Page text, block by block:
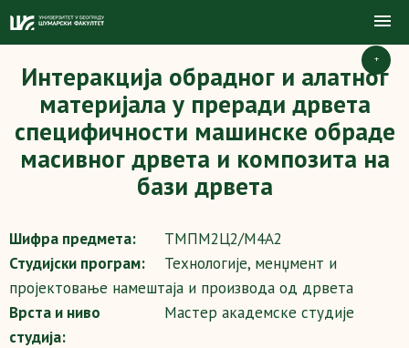
+
Интеракција обрадног и алатног
материјала у преради дрвета
специфичности машинске обраде
масивног дрвета и композита на
бази дрвета
Шифра предмета:
ТМПМ2Ц2/М4А2
Студијски програм:
Технологије, менџмент и
пројектовање намештаја и производа од дрвета
Врста и ниво
студија:
Мастер академске студије